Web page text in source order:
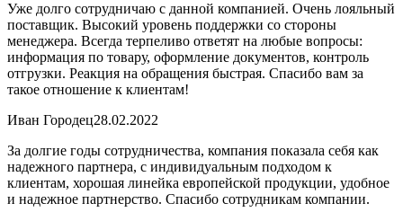
Уже долго сотрудничаю с данной компанией. Очень лояльный
поставщик. Высокий уровень поддержки со стороны
менеджера. Всегда терпеливо ответят на любые вопросы:
информация по товару, оформление документов, контроль
отгрузки. Реакция на обращения быстрая. Спасибо вам за
такое отношение к клиентам!
Иван Городец28.02.2022
За долгие годы сотрудничества, компания показала себя как
надежного партнера, с индивидуальным подходом к
клиентам, хорошая линейка европейской продукции, удобное
и надежное партнерство. Спасибо сотрудникам компании.